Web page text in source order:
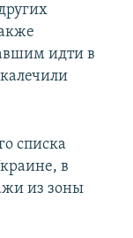
идти в
списка
в
из зоны